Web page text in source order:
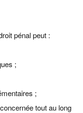
pénal peut :
;
;
tout au long